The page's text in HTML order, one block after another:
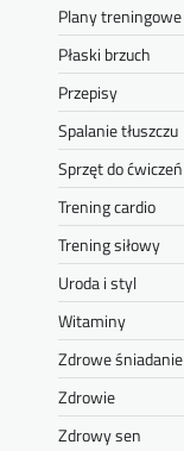
Plany treningowe
Płaski brzuch
Przepisy
Spalanie tłuszczu
Sprzęt do ćwiczeń
Trening cardio
Trening siłowy
Uroda i styl
Witaminy
Zdrowe śniadanie
Zdrowie
Zdrowy sen